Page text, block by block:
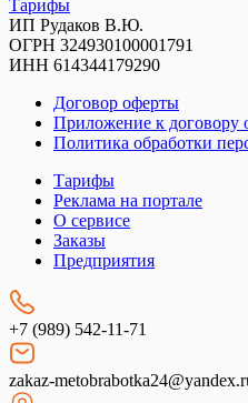
Тарифы
ИП Рудаков В.Ю.
ОГРН 324930100001791
ИНН 614344179290
Договор оферты
Приложение к договору
Политика обработки
Тарифы
Реклама на портале
О сервисе
Заказы
Предприятия
+7 (989) 542-11-71
zakaz-